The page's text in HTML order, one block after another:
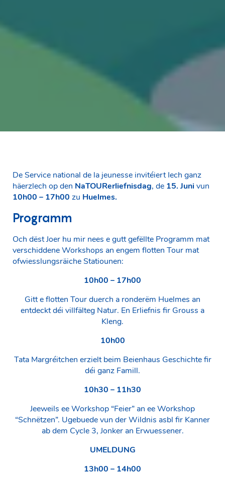
De Service national de la jeunesse invitéiert Iech ganz
häerzlech op den NaTOURerliefnisdag, de 15. Junivun
10h00 – 17h00 zu Huelmes.
Programm
Och dëst Joer hu mir nees e gutt gefëllte Programm mat
verschiddene Workshops an engem flotten Tour mat
ofwiesslungsräiche Statiounen:
10h00 – 17h00
Gitt e flotten Tour duerch a ronderëm Huelmes an
entdeckt déi villfälteg Natur. En Erliefnis fir Grouss a
Kleng.
10h00
Tata Margréitchen erzielt beim Beienhaus Geschichte fir
déi ganz Famill.
10h30 – 11h30
Jeeweils ee Workshop “Feier” an ee Workshop
“Schnëtzen”. Ugebuede vun der Wildnis asbl fir Kanner
ab dem Cycle 3, Jonker an Erwuessener.
UMELDUNG
13h00 – 14h00